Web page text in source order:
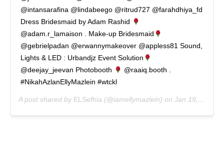
@intansarafina @lindabeego @ritrud727 @farahdhiya_fd
Dress Bridesmaid by Adam Rashid
@adam.r_lamaison . Make-up Bridesmaid
@gebrielpadan @erwannymakeover @appless81 Sound,
Lights & LED : Urbandjz Event Solution
@deejay_jeevan Photobooth
@raaiq.booth .
#NikahAzlanEllyMazlein #wtckl
A post shared by ELSefhia (@iamellymazlein) on Jan 19, 2020 at 5:25pm PST